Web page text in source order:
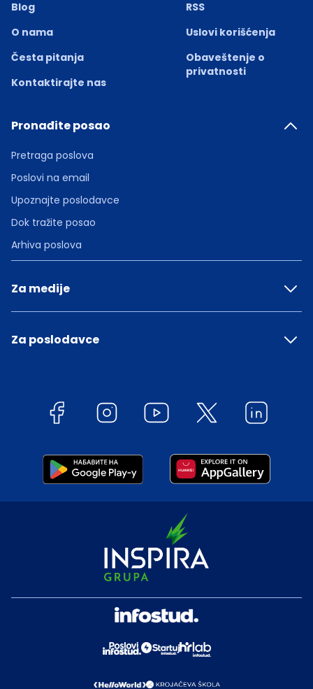
Blog
O nama
Česta pitanja
Kontaktirajte nas
RSS
Uslovi korišćenja
Obaveštenje o
privatnosti
Pronađite posao
Pretraga poslova
Poslovi na email
Upoznajte poslodavce
Dok tražite posao
Arhiva poslova
Za medije
Za poslodavce